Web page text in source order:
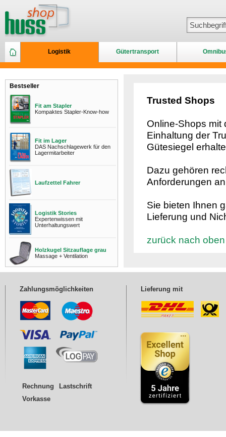
Logistik Gütertransport
Bestseller
Fit am Stapler
Kompaktes Stapler-Know-how
Fit im Lager
DAS Nachschlagewerk für den
Lagermitarbeiter
Laufzettel Fahrer
Logistik Stories
Expertenwissen mit
Unterhaltungswert
Holzkugel Sitzauflage grau
Massage + Ventilation
Trusted Shops
Online-Shops mit
Einhaltung der
Gütesiegel
Dazu gehören
Anforderungen
Sie bieten Ihnen
Lieferung und
zurück nach oben
Zahlungsmöglichkeiten
Rechnung
Lastschrift
Vorkasse
Lieferung mit